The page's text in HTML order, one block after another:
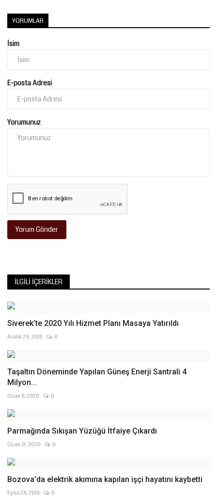
YORUMLAR
İsim
E-posta Adresi
Yorumunuz
Yorum Gönder
İLGILI İÇERIKLER
Siverek’te 2020 Yılı Hizmet Planı Masaya Yatırıldı
Aralık 29, 2019 0
Taşaltın Döneminde Yapılan Güneş Enerji Santrali 4
Milyon...
Ocak 8, 2020 0
Parmağında Sıkışan Yüzüğü İtfaiye Çıkardı
Ocak 21, 2020 0
Bozova'da elektrik akımına kapılan işçi hayatını kaybetti
Eylül 24, 2019 0